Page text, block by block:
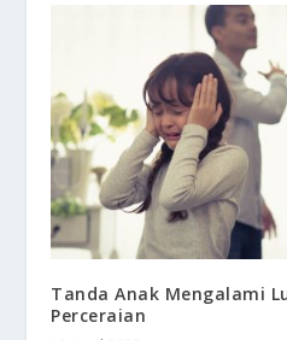
Tanda Anak Mengalami
Perceraian